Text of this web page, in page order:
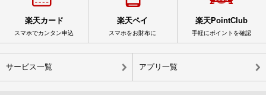
楽天カード
スマホでカンタン申込
楽天ペイ
スマホをお財布に
楽天PointClub
手軽にポイントを確認
サービス一覧 アプリ一覧